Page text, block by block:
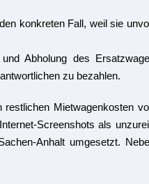
konkreten Fall, weil sie
Abholung des
zu bezahlen.
Mietwagenkosten
Screenshots als
Anhalt umgesetzt.